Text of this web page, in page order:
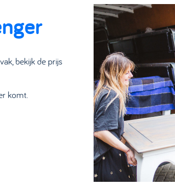
bekijk de prijs
komt.